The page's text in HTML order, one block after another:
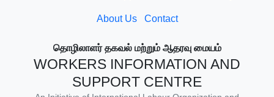
About Us Contact
தொழிலாளர் தகவல் மற்றும் ஆதரவு மையம்
WORKERS INFORMATION AND
SUPPORT CENTRE